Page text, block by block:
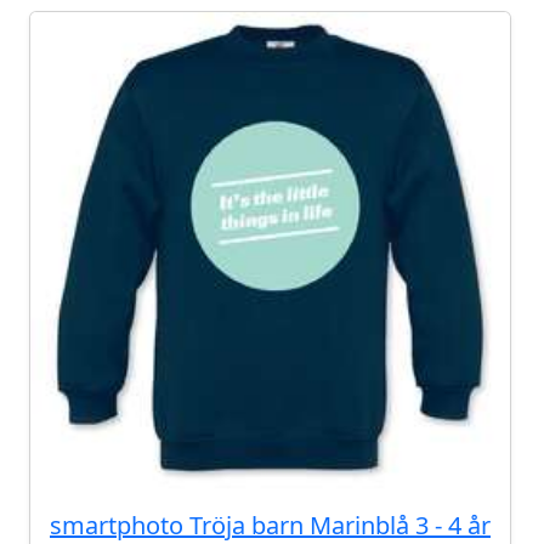
smartphoto Tröja barn Marinblå 3 - 4 år